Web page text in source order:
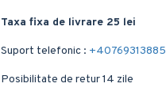
Taxa fixa de livrare 25 lei
Suport telefonic : +40769313885
Posibilitate de retur 14 zile